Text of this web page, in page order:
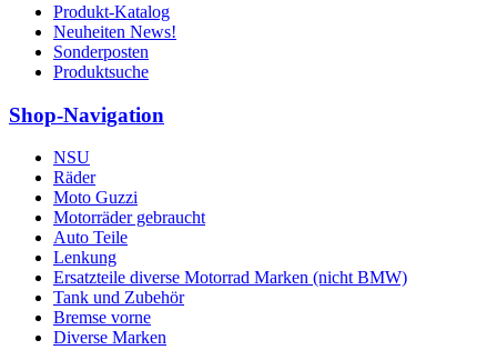
Produkt-Katalog
Neuheiten News!
Sonderposten
Produktsuche
Shop-Navigation
NSU
Räder
Moto Guzzi
Motorräder gebraucht
Auto Teile
Lenkung
Ersatzteile diverse Motorrad Marken (nicht BMW)
Tank und Zubehör
Bremse vorne
Diverse Marken